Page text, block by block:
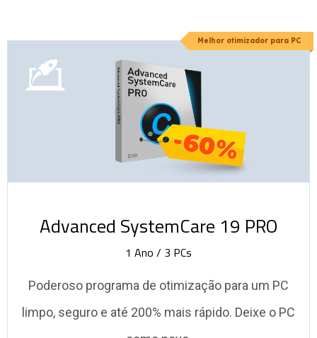
-60%
Advanced SystemCare 19 PRO
1 Ano / 3 PCs
Poderoso programa de otimização para um PC
limpo, seguro e até 200% mais rápido. Deixe o PC
Melhor otimizador para PC